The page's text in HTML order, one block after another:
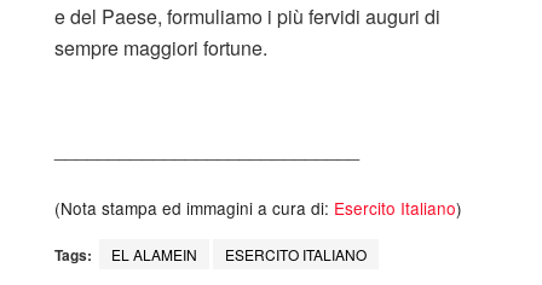
e del Paese, formuliamo i più fervidi auguri di
sempre maggiori fortune.
(Nota stampa ed immagini a cura di: Esercito Italiano)
Tags: EL ALAMEIN ESERCITO ITALIANO